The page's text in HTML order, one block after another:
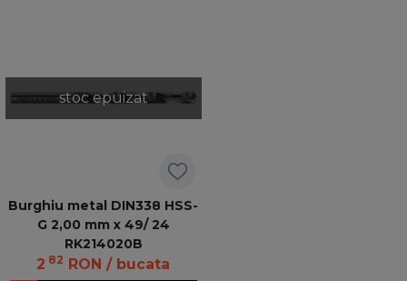
stoc epuizat
Burghiu metal DIN338 HSS-
G 2,00 mm x 49/ 24
RK214020B
2 82 RON / bucata